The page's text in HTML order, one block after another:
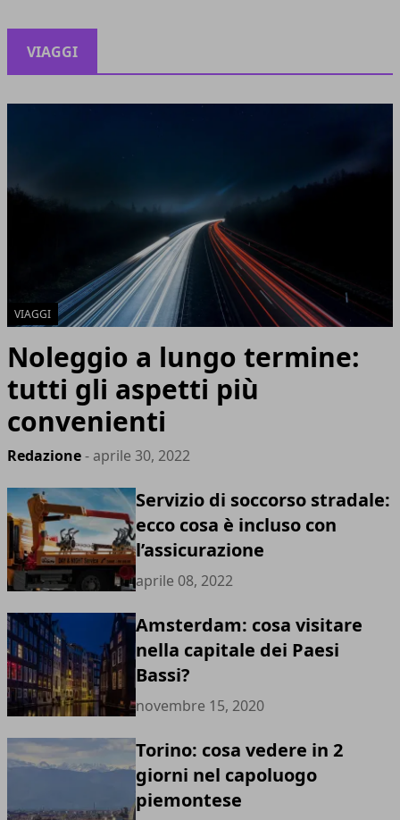
VIAGGI
VIAGGI
Noleggio a lungo termine:
tutti gli aspetti più
convenienti
Redazione- aprile 30, 2022
Servizio di soccorso stradale:
ecco cosa è incluso con
l’assicurazione
aprile 08, 2022
Amsterdam: cosa visitare
nella capitale dei Paesi
Bassi?
novembre 15, 2020
Torino: cosa vedere in 2
giorni nel capoluogo
piemontese